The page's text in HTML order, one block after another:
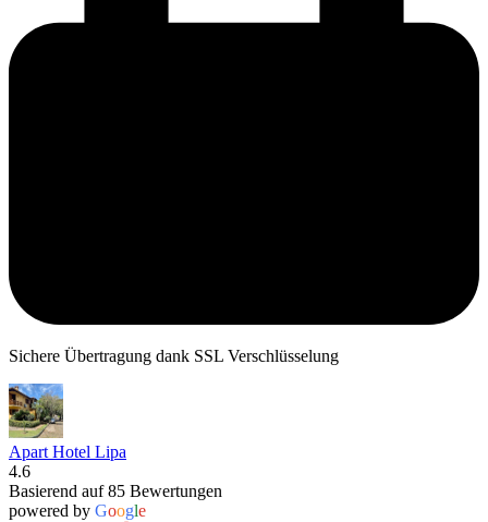
Sichere Übertragung dank SSL Verschlüsselung
Apart Hotel Lipa
4.6
Basierend auf 85 Bewertungen
powered by Google